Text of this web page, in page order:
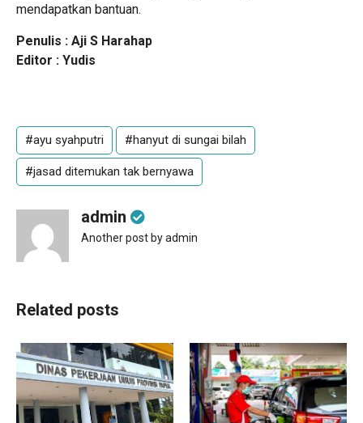
mendapatkan bantuan.
Penulis : Aji S Harahap
Editor : Yudis
#ayu syahputri #hanyut di sungai bilah
#jasad ditemukan tak bernyawa
admin
Another post by admin
Related posts